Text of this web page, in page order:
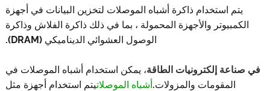
استخدام ذاكرة أشباه الموصلات لتخزين البيانات في أجهزة
والأجهزة المحمولة ، بما في ذلك ذاكرة الفلاش وذاكرة
الوصول العشوائي الديناميكي (DRAM).
إلكترونيات الطاقة، يمكن استخدام أشباه الموصلات في
المقومات والمزولات.أشباه الموصلاتيتم استخدام أجهزة مثل